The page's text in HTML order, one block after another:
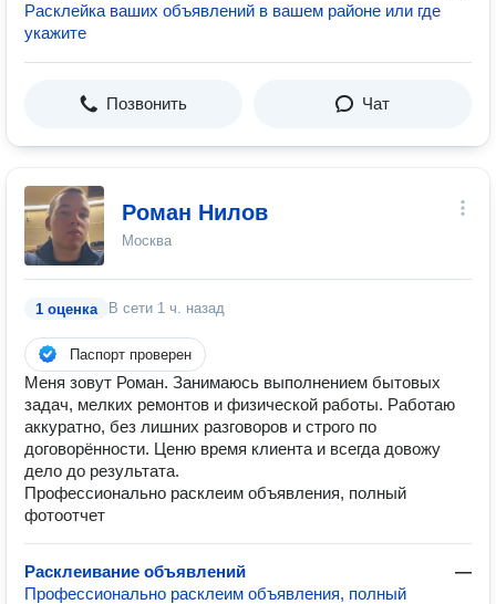
Расклейка ваших объявлений в вашем районе или где
укажите
Позвонить Чат
Роман Нилов
Москва
1 оценка В сети 1 ч. назад
Паспорт проверен
Меня зовут Роман. Занимаюсь выполнением бытовых
задач, мелких ремонтов и физической работы. Работаю
аккуратно, без лишних разговоров и строго по
договорённости. Ценю время клиента и всегда довожу
дело до результата.
Профессионально расклеим объявления, полный
фотоотчет
Расклеивание объявлений
—
Профессионально расклеим объявления, полный